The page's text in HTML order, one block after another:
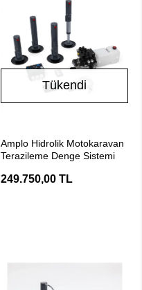
Tükendi
Amplo Hidrolik Motokaravan
Terazileme Denge Sistemi
249.750,00 TL